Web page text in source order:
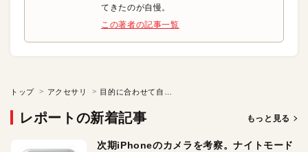
てきたのが自慢。
この著者の記事一覧
トップ アクセサリ
レポートの新着記事 もっと見る
次期iPhoneのカメラを考察。ナイトモード